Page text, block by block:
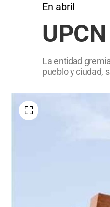
En abril
La entidad
pueblo y ciudad,